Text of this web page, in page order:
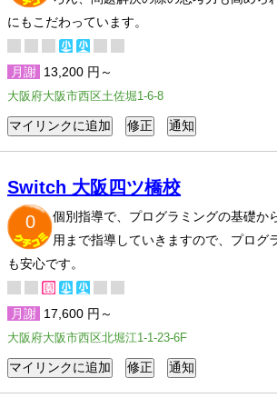
にもこだわっています。
月謝 13,200 円～
大阪府大阪市西区土佐堀1-6-8
Switch 大阪四ツ橋校
0
個別指導で、プログラミングの基礎か
用まで指導していきますので、プログ
も安心です。
月謝 17,600 円～
大阪府大阪市西区北堀江1-1-23-6F